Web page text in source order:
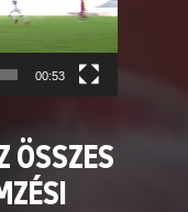
00:53
ÖSSZES